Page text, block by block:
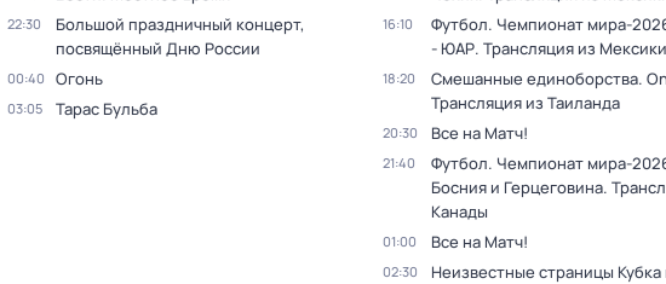
22:30
Большой праздничный концерт,
посвящённый Дню России
00:40 Огонь
03:05 Тарас Бульба
16:10
Футбол. Чемпионат мира-
- ЮАР. Трансляция из Мексики
18:20
Смешанные единоборства.
Трансляция из Таиланда
20:30 Все на Матч!
21:40
Футбол. Чемпионат мира-
Босния и Герцеговина.
Канады
01:00 Все на Матч!
02:30 Неизвестные страницы